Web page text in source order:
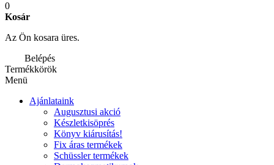
0
Kosár
Az Ön kosara üres.
Belépés
Termékkörök
Menü
Ajánlataink
Augusztusi akció
Készletkisöprés
Könyv kiárusítás!
Fix áras termékek
Schüssler termékek